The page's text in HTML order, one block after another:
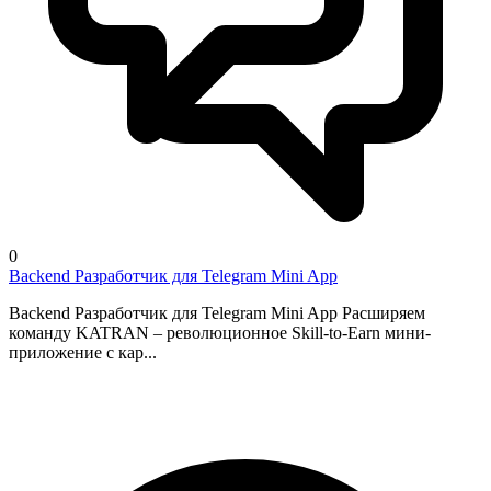
0
Backend Разработчик для Telegram Mini App
Backend Разработчик для Telegram Mini App Расширяем
команду KATRAN – революционное Skill-to-Earn мини-
приложение с кар...